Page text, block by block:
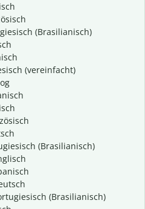
(Brasilianisch)
(vereinfacht)
(Brasilianisch)
(Brasilianisch)